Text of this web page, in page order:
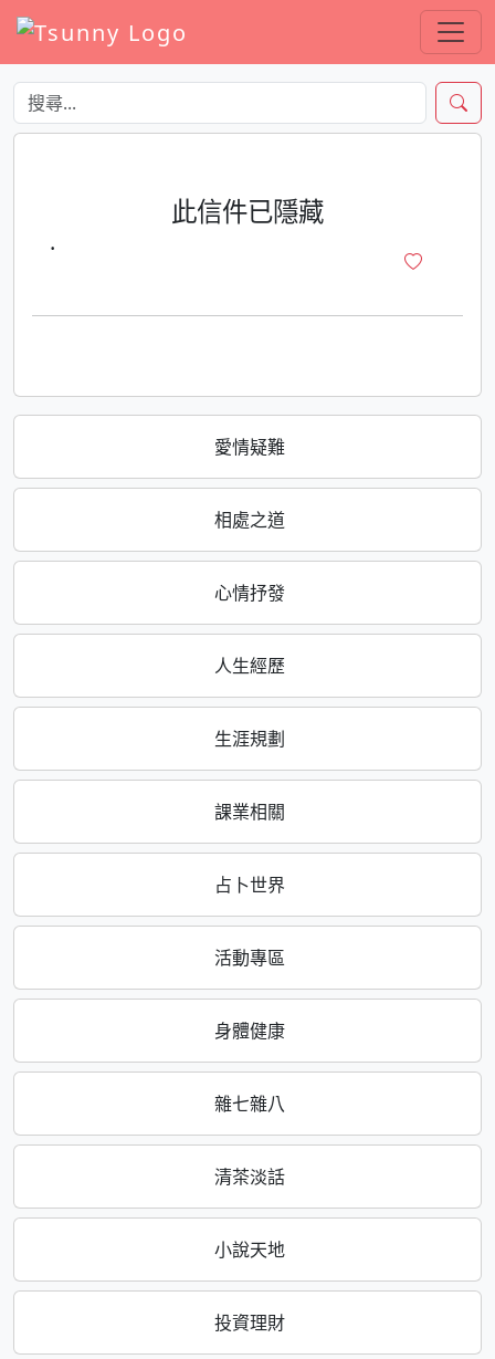
愛情疑難
相處之道
心情抒發
人生經歷
生涯規劃
課業相關
占卜世界
活動專區
身體健康
雜七雜八
清茶淡話
小說天地
投資理財
此信件已隱藏
·